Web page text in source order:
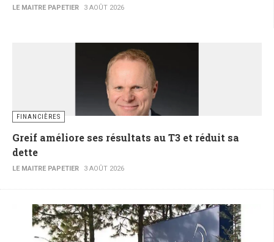
LE MAITRE PAPETIER 3 AOÛT 2026
FINANCIÈRES
Greif améliore ses résultats au T3 et réduit sa
dette
LE MAITRE PAPETIER 3 AOÛT 2026